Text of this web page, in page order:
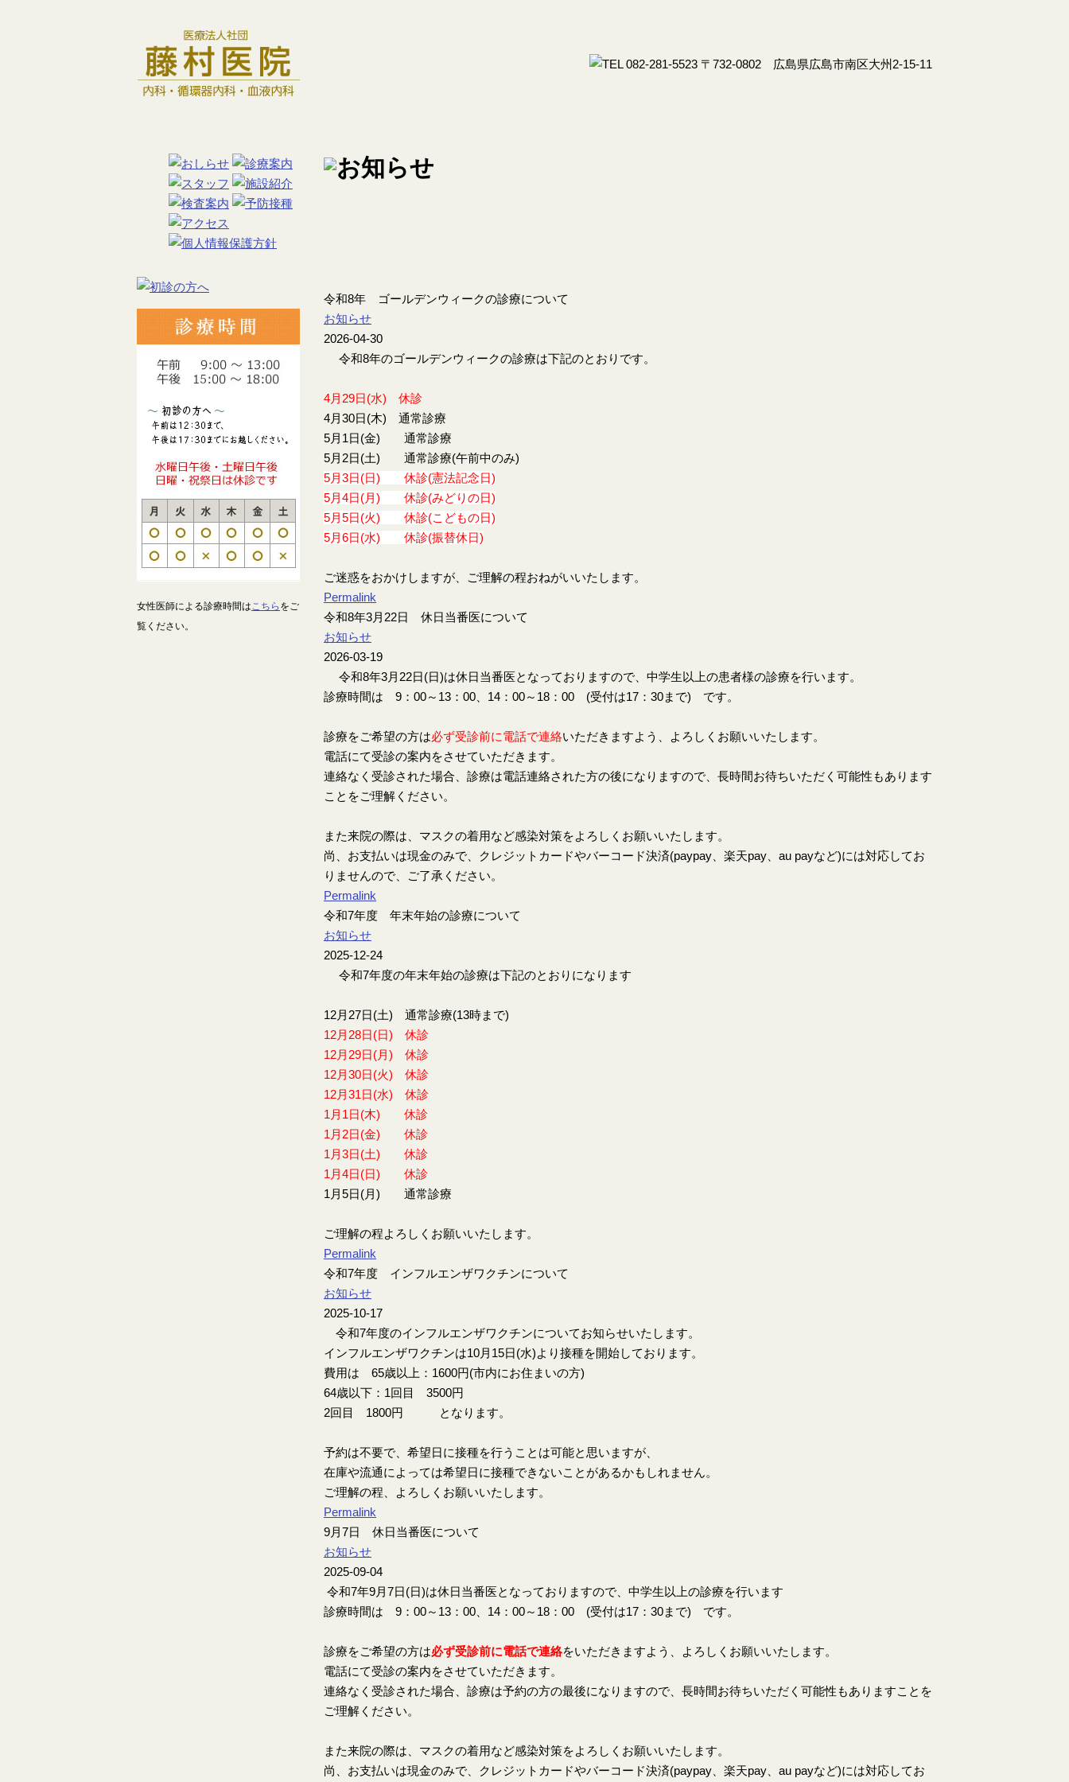
女性医師による診療時間はこちら をご
覧ください。
令和8年 ゴールデンウィークの診療について
お知らせ
2026-04-30
令和8年のゴールデンウィークの診療は下記のとおりです。
4月29日(水) 休診
4月30日(木) 通常診療
5月1日(金) 通常診療
5月2日(土) 通常診療(午前中のみ)
5月3日(日) 休診(憲法記念日)
5月4日(月) 休診(みどりの日)
5月5日(火) 休診(こどもの日)
5月6日(水) 休診(振替休日)
ご迷惑をおかけしますが、ご理解の程おねがいいたします。
Permalink
令和8年3月22日 休日当番医について
お知らせ
2026-03-19
令和8年3月22日(日)は休日当番医となっておりますので、中学生以上の患者様の診療を行います。
診療時間は 9：00～13：00、14：00～18：00 (受付は17：30まで) です。
診療をご希望の方は必ず受診前に電話で連絡いただきますよう、よろしくお願いいたします。
電話にて受診の案内をさせていただきます。
連絡なく受診された場合、診療は電話連絡された方の後になりますので、長時間お待ちいただく可能性もあります
ことをご理解ください。
また来院の際は、マスクの着用など感染対策をよろしくお願いいたします。
尚、お支払いは現金のみで、クレジットカードやバーコード決済(paypay、楽天pay、au payなど)には対応してお
りませんので、ご了承ください。
Permalink
令和7年度 年末年始の診療について
お知らせ
2025-12-24
令和7年度の年末年始の診療は下記のとおりになります
12月27日(土) 通常診療(13時まで)
12月28日(日) 休診
12月29日(月) 休診
12月30日(火) 休診
12月31日(水) 休診
1月1日(木) 休診
1月2日(金) 休診
1月3日(土) 休診
1月4日(日) 休診
1月5日(月) 通常診療
ご理解の程よろしくお願いいたします。
Permalink
令和7年度 インフルエンザワクチンについて
お知らせ
2025-10-17
令和7年度のインフルエンザワクチンについてお知らせいたします。
インフルエンザワクチンは10月15日(水)より接種を開始しております。
費用は 65歳以上：1600円(市内にお住まいの方)
64歳以下：1回目 3500円
2回目 1800円 となります。
予約は不要で、希望日に接種を行うことは可能と思いますが、
在庫や流通によっては希望日に接種できないことがあるかもしれません。
ご理解の程、よろしくお願いいたします。
Permalink
9月7日 休日当番医について
お知らせ
2025-09-04
令和7年9月7日(日)は休日当番医となっておりますので、中学生以上の診療を行います
診療時間は 9：00～13：00、14：00～18：00 (受付は17：30まで) です。
診療をご希望の方は必ず受診前に電話で連絡をいただきますよう、よろしくお願いいたします。
電話にて受診の案内をさせていただきます。
連絡なく受診された場合、診療は予約の方の最後になりますので、長時間お待ちいただく可能性もありますことを
ご理解ください。
また来院の際は、マスクの着用など感染対策をよろしくお願いいたします。
尚、お支払いは現金のみで、クレジットカードやバーコード決済(paypay、楽天pay、au payなど)には対応してお